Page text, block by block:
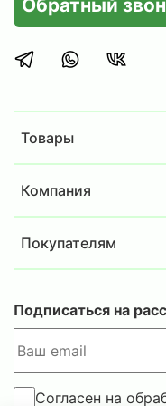
Сотрудникам
аккуратное
офисных
Дома, в гараже,
доме для
припасов.
Комплектация:
Стойка
в комплект
уголки 4шт.
Товары
Компания
Покупателям
Обратный
Подписаться на
Согласен на